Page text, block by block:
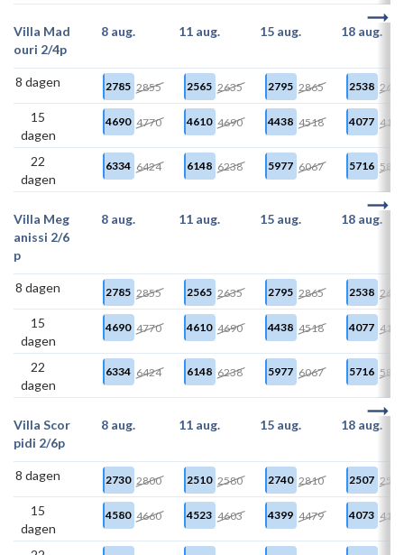
Villa Mad
ouri 2/4p
8 aug. 11 aug. 15 aug. 18 aug.
8 dagen 2785 2855 2565 2635 2795 2865 2538 2608
15
dagen
4690 4770 4610 4690 4438 4518 4077 4157
22
dagen
6334 6424 6148 6238 5977 6067 5716 5806
Villa Meg
anissi 2/6
p
8 aug. 11 aug. 15 aug. 18 aug.
8 dagen 2785 2855 2565 2635 2795 2865 2538 2608
15
dagen
4690 4770 4610 4690 4438 4518 4077 4157
22
dagen
6334 6424 6148 6238 5977 6067 5716 5806
Villa Scor
pidi 2/6p
8 aug. 11 aug. 15 aug. 18 aug.
8 dagen 2730 2800 2510 2580 2740 2810 2507 2577
15
dagen
4580 4660 4523 4603 4399 4479 4073 4153